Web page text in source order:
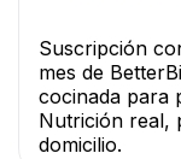
Suscripción
mes de
cocinada para
Nutrición real,
domicilio.